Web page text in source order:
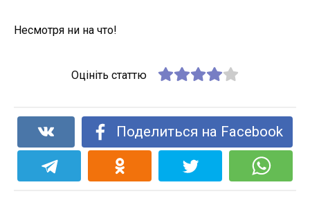
Несмотря ни на что!
Оцініть статтю
Поделиться на Facebook